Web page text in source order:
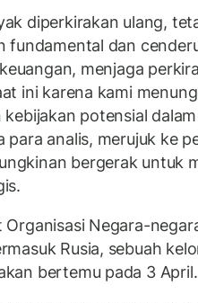
diperkirakan ulang,
fundamental dan
menjaga
ini karena kami
potensial
para analis, merujuk ke
bergerak untuk
Organisasi Negara-
Rusia, sebuah
bertemu pada 3 April.